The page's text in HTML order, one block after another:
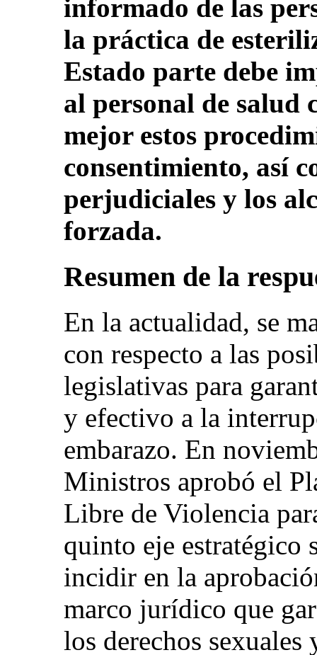
informado de las
la práctica de
Estado parte debe
al personal de salud
mejor estos
consentimiento, así
perjudiciales y los
forzada.
Resumen de la
En la actualidad, se
con respecto a las
legislativas para
y efectivo a la
embarazo. En
Ministros aprobó el
Libre de Violencia
quinto eje estratégico
incidir en la
marco jurídico que
los derechos